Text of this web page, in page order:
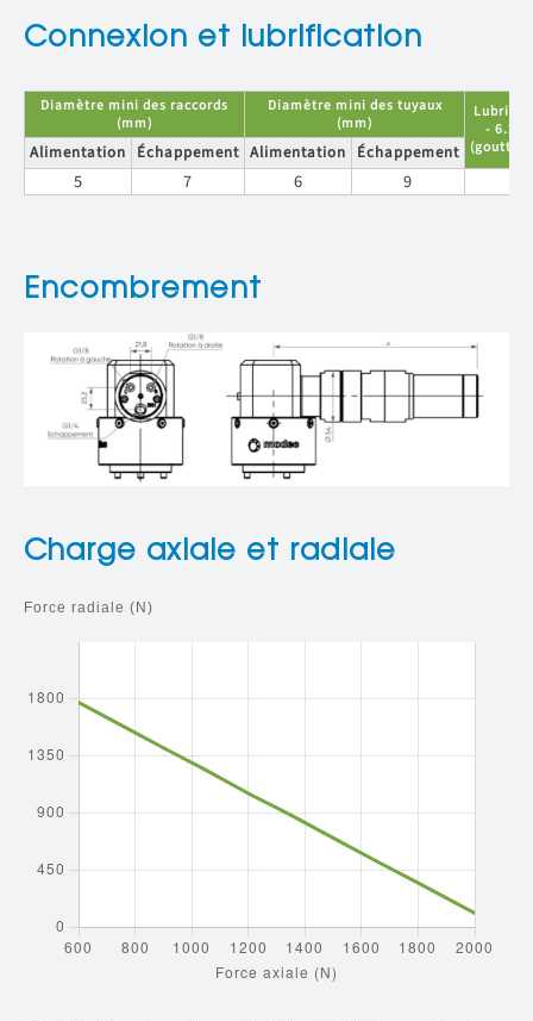
Connexion et lubrification
Diamètre mini des raccords
(mm)
Diamètre mini des tuyaux
(mm)
- 6.2
Alimentation Échappement Alimentation Échappement
5 7 6 9
Encombrement
Charge axiale et radiale